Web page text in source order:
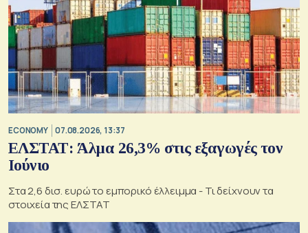
ECONOMY 07.08.2026, 13:37
ΕΛΣΤΑΤ: Άλμα 26,3% στις εξαγωγές τον
Ιούνιο
Στα 2,6 δισ. ευρώ το εμπορικό έλλειμμα - Τι δείχνουν τα
στοιχεία της ΕΛΣΤΑΤ